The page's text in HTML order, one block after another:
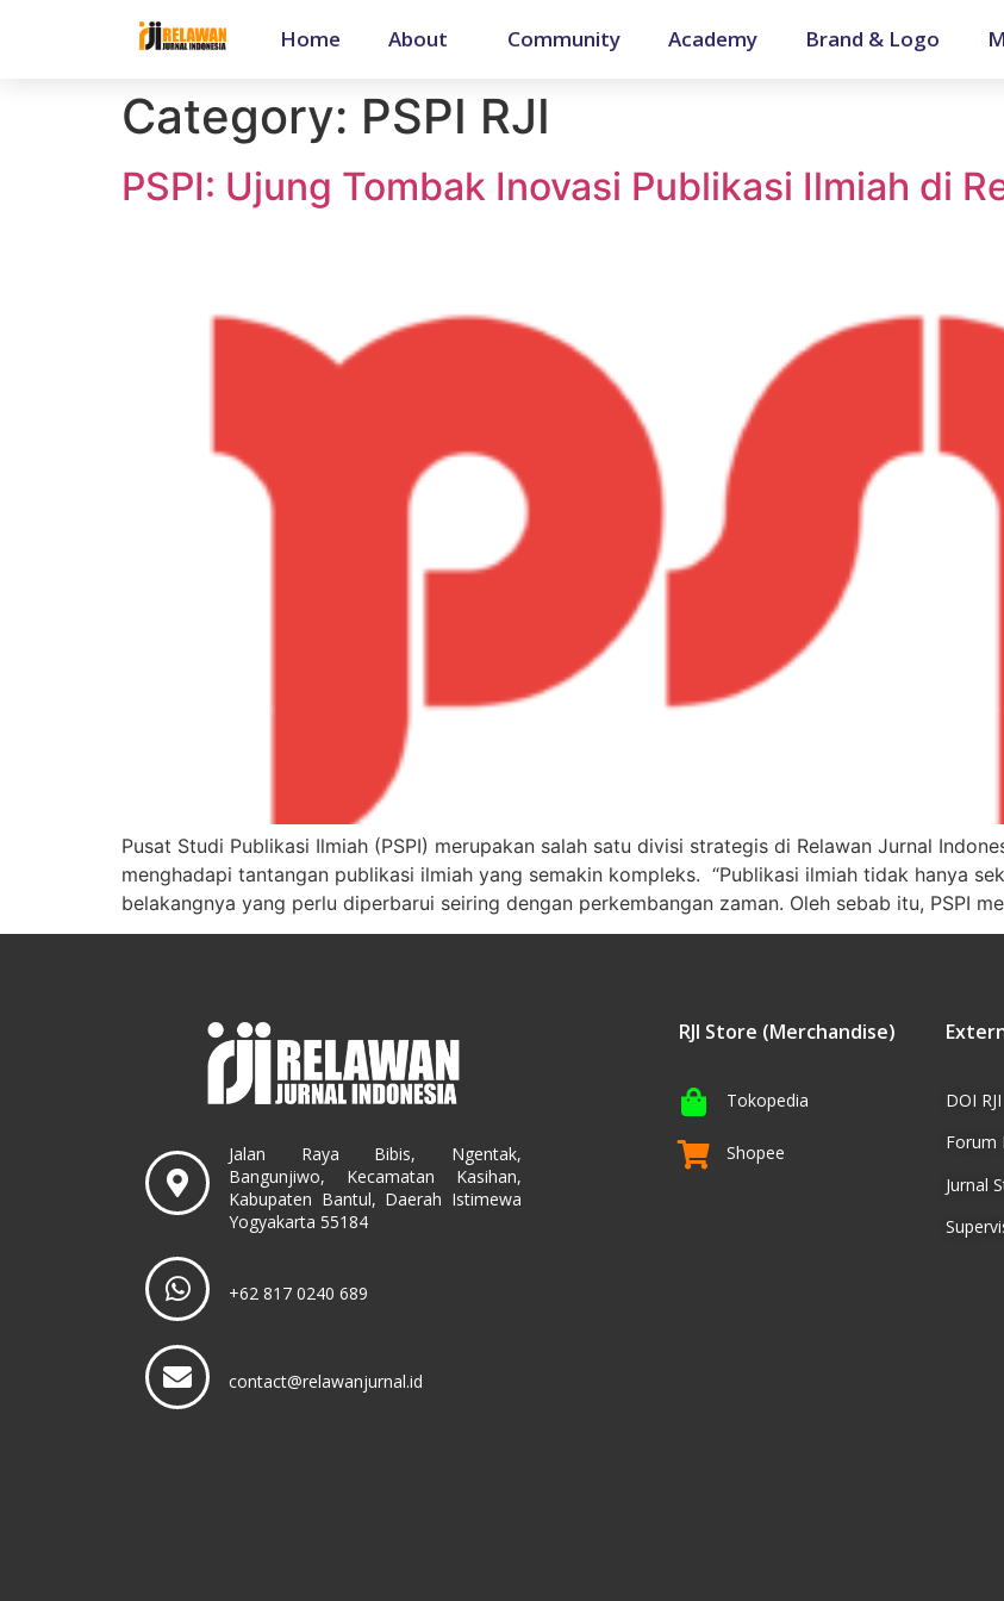
Home About Community Academy Brand & Logo
Category: PSPI RJI
PSPI: Ujung Tombak Inovasi Publikasi Ilmiah di
Pusat Studi Publikasi Ilmiah (PSPI) merupakan salah satu divisi strategis di Relawan Jurnal
menghadapi tantangan publikasi ilmiah yang semakin kompleks. “Publikasi ilmiah tidak hanya
belakangnya yang perlu diperbarui seiring dengan perkembangan zaman. Oleh sebab itu, PSPI
Jalan Raya Bibis, Ngentak,
Bangunjiwo, Kecamatan Kasihan,
Kabupaten Bantul, Daerah Istimewa
Yogyakarta 55184
+62 817 0240 689
contact@relawanjurnal.id
RJI Store (Merchandise)
Tokopedia
Shopee
DOI RJI
Forum
Jurnal